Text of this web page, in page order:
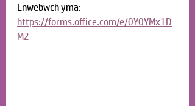
Enwebwch yma:
https://forms.office.com/e/0Y0YMx1D
M2